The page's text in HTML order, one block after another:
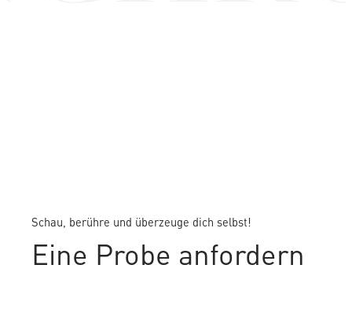
Schau, berühre und überzeuge dich selbst!
Eine Probe anfordern